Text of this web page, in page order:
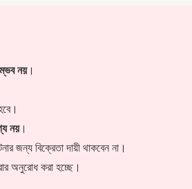
নয়।
নয়।
জন্য বিক্রেতা দায়ী থাকবেন না।
অনুরোধ করা হচ্ছে।